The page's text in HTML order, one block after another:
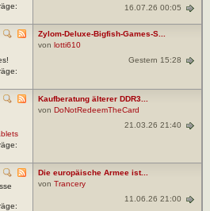
16.07.26 00:05
Zylom-Deluxe-Bigfish-Games-S...
von lotti610
Gestern 15:28
Kaufberatung älterer DDR3...
von DoNotRedeemTheCard
21.03.26 21:40
Die europäische Armee ist...
von Trancery
11.06.26 21:00